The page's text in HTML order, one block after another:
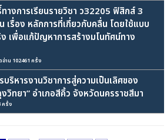
งการเรียนรายวิชา ว32205 ฟิสิกส์ 3
เรื่อง หลักการที่เกี่ยวกับคลื่น โดยใช้แบบ
เพื่อแก้ปัญหาการสร้างมโนทัศน์ทาง
าน 102461 ครั้ง
ริหารงานวิชาการสู่ความเป็นเลิศของ
วิทยา” อำเภอสีคิ้ว จังหวัดนครราชสีมา
ครั้ง